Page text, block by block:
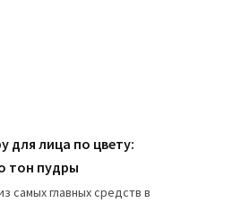
для лица по цвету:
тон пудры
самых главных средств в